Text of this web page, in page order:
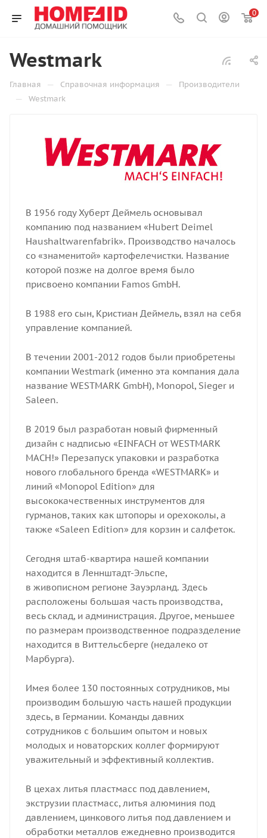
0
Westmark
Главная — Справочная информация — Производители
— Westmark
В 1956 году Хуберт Деймель основывал
компанию под названием «Hubert Deimel
Haushaltwarenfabrik». Производство началось
со «знаменитой» картофелечистки. Название
которой позже на долгое время было
присвоено компании Famos GmbH.
В 1988 его сын, Кристиан Деймель, взял на себя
управление компанией.​​​​
В течении 2001-2012 годов были приобретены
компании Westmark (именно эта компания дала
название WESTMARK GmbH), Monopol, Sieger и
Saleen.​​​​
В 2019 был разработан новый фирменный
дизайн с надписью «EINFACH от WESTMARK
MACH!» Перезапуск упаковки и разработка
нового глобального бренда «WESTMARK» и
линий «Monopol Edition» для
высококачественных инструментов для
гурманов, таких как штопоры и орехоколы, а
также «Saleen Edition» для корзин и салфеток.
Сегодня ​​​​штаб-квартира нашей компании
находится в Леннштадт-Эльспе,
в живописном регионе Зауэрланд. Здесь
расположены большая часть производства,
весь склад, и администрация. Другое, меньшее
по размерам производственное подразделение
находится в Виттельсберге (недалеко от
Марбурга).​​​​
​​​​Имея более 130 постоянных сотрудников, мы
производим большую часть нашей продукции
здесь, в Германии. Команды давних
сотрудников с большим опытом и новых
молодых и новаторских коллег формируют
уважительный и эффективный коллектив.​​​​
​​​​В цехах литья пластмасс под давлением,
экструзии пластмасс, литья алюминия под
давлением, цинкового литья под давлением и
обработки металлов ежедневно производится